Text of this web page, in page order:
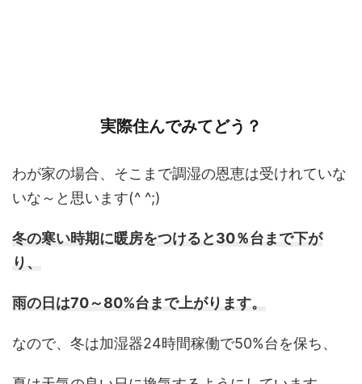
実際住んでみてどう？
わが家の場合、そこまで調湿の恩恵は受けれていな
いな～と思います(^ ^;)
冬の寒い時期に暖房をつけると30％台まで下が
り、
雨の日は70～80%台まで上がります。
なので、冬は加湿器24時間稼働で50%台を保ち、